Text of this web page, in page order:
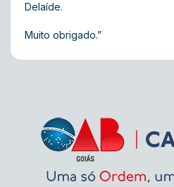
Delaíde.
Muito obrigado.”